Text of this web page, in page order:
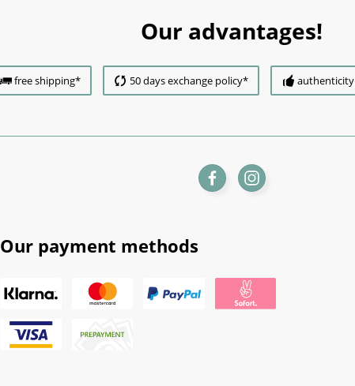
Our advantages!
free shipping* 50 days exchange policy* authenticity
Our payment methods